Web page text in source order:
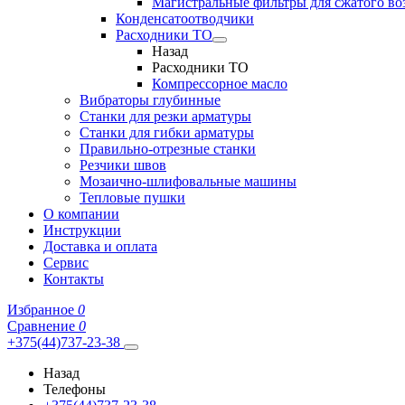
Конденсатоотводчики
Расходники ТО
Назад
Расходники ТО
Компрессорное масло
Вибраторы глубинные
Станки для резки арматуры
Станки для гибки арматуры
Правильно-отрезные станки
Резчики швов
Мозаично-шлифовальные машины
Тепловые пушки
О компании
Инструкции
Доставка и оплата
Сервис
Контакты
Избранное 0
Сравнение 0
+375(44)737-23-38
Назад
Телефоны